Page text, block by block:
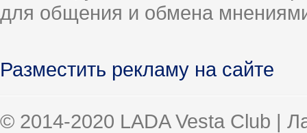
для общения и обмена
Разместить рекламу на сайте
© 2014-2020 LADA Vesta Club |